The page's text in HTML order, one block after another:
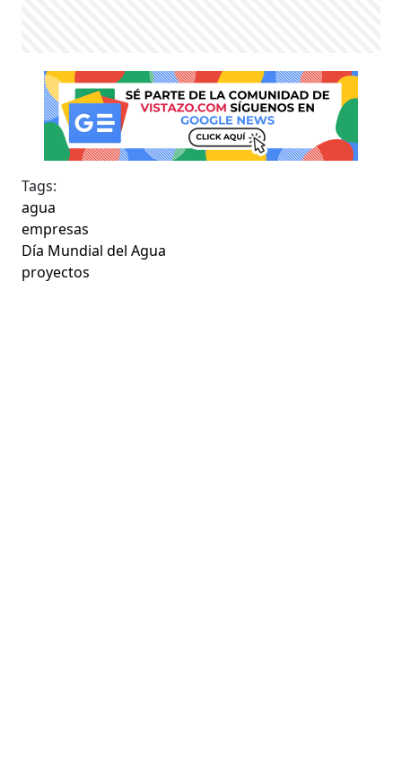
Tags:
agua
empresas
Día Mundial del Agua
proyectos